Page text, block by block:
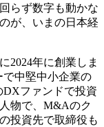
らず数字も動かな
が、いまの日本経
2024年に創業しま
中堅中小企業の
ファンドで投資
物で、M&Aのク
投資先で取締役も